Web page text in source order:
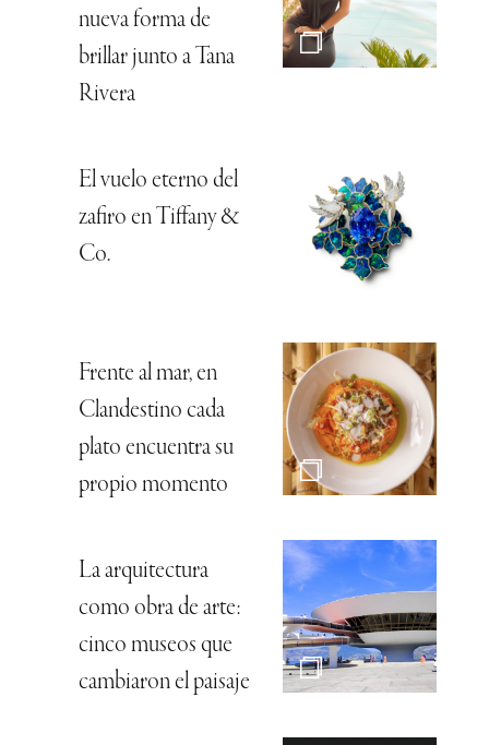
nueva forma de
brillar junto a Tana
Rivera
El vuelo eterno del
zafiro en Tiffany &
Co.
Frente al mar, en
Clandestino cada
plato encuentra su
propio momento
La arquitectura
como obra de arte:
cinco museos que
cambiaron el paisaje